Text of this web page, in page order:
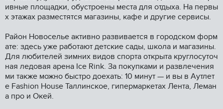
ивные площадки, обустроены места для отдыха. На первы
х этажах разместятся магазины, кафе и другие сервисы.
Район Новоселье активно развивается в городском форм
ате: здесь уже работают детские сады, школа и магазины.
Для любителей зимних видов спорта открыта круглосуточ
ная ледовая арена Iсе Rink. За покупками и развлечения
ми также можно быстро доехать: 10 минут — и вы в Аутлет
е Fаshiоn Ноusе Таллинское, гипермаркетах Лента, Леман
а про и Окей.